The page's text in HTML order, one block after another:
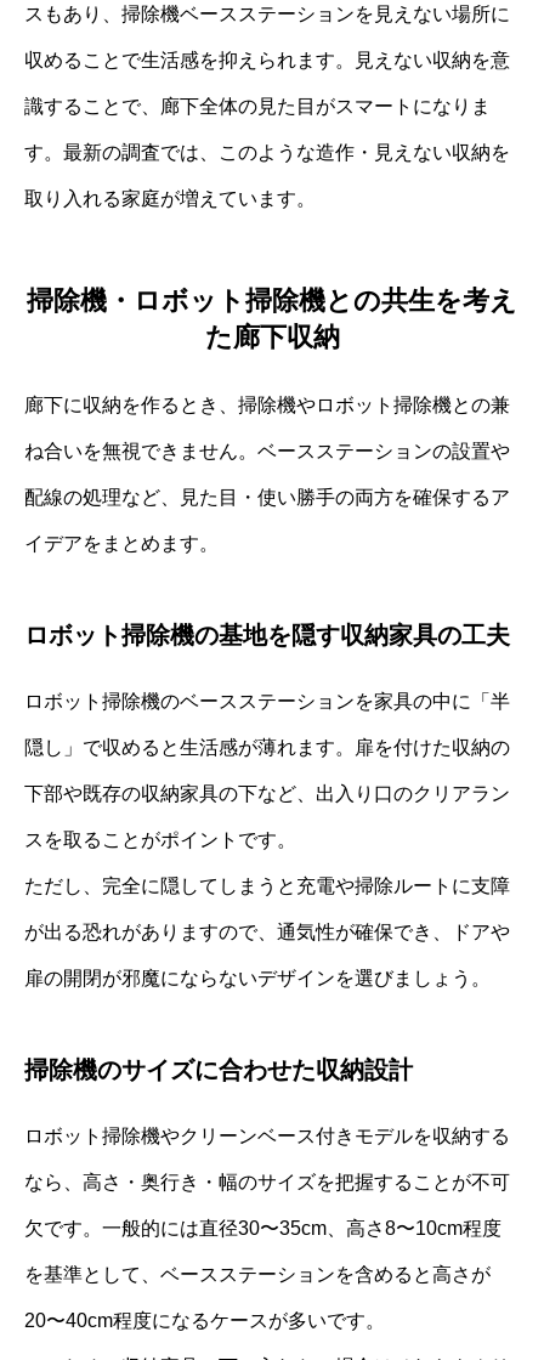
スもあり、掃除機ベースステーションを見えない場所に
収めることで生活感を抑えられます。見えない収納を意
識することで、廊下全体の見た目がスマートになりま
す。最新の調査では、このような造作・見えない収納を
取り入れる家庭が増えています。
掃除機・ロボット掃除機との共生を考え
た廊下収納
廊下に収納を作るとき、掃除機やロボット掃除機との兼
ね合いを無視できません。ベースステーションの設置や
配線の処理など、見た目・使い勝手の両方を確保するア
イデアをまとめます。
ロボット掃除機の基地を隠す収納家具の工夫
ロボット掃除機のベースステーションを家具の中に「半
隠し」で収めると生活感が薄れます。扉を付けた収納の
下部や既存の収納家具の下など、出入り口のクリアラン
スを取ることがポイントです。
ただし、完全に隠してしまうと充電や掃除ルートに支障
が出る恐れがありますので、通気性が確保でき、ドアや
扉の開閉が邪魔にならないデザインを選びましょう。
掃除機のサイズに合わせた収納設計
ロボット掃除機やクリーンベース付きモデルを収納する
なら、高さ・奥行き・幅のサイズを把握することが不可
欠です。一般的には直径30〜35cm、高さ8〜10cm程度
を基準として、ベースステーションを含めると高さが
20〜40cm程度になるケースが多いです。